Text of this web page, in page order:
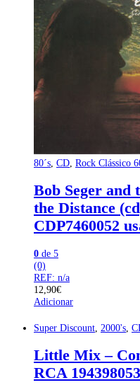
80´s CD Rock Clássico
Bob Seger and
the Distance
CDP7460052
0 de 5
(0)
REF: n/a
12,90€
Adicionar
Super Discount 2000's
Little Mix –
RCA